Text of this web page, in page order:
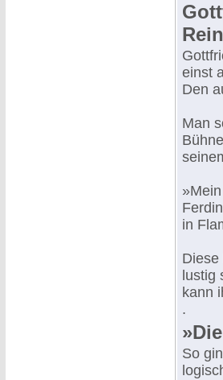
einst
Den
Man
in
lustig
kann
.
So